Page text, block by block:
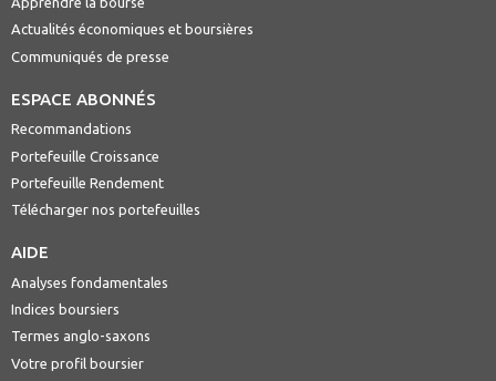
Actualités économiques et boursières
Communiqués de presse
ESPACE ABONNÉS
Recommandations
Portefeuille Croissance
Portefeuille Rendement
Télécharger nos portefeuilles
AIDE
Analyses fondamentales
Indices boursiers
Termes anglo-saxons
Votre profil boursier